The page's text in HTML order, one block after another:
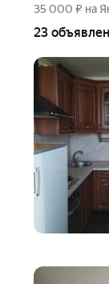
35 000 ₽ на
23